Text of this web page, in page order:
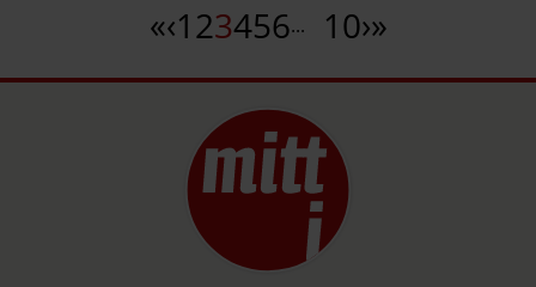
«‹123456... 10›»